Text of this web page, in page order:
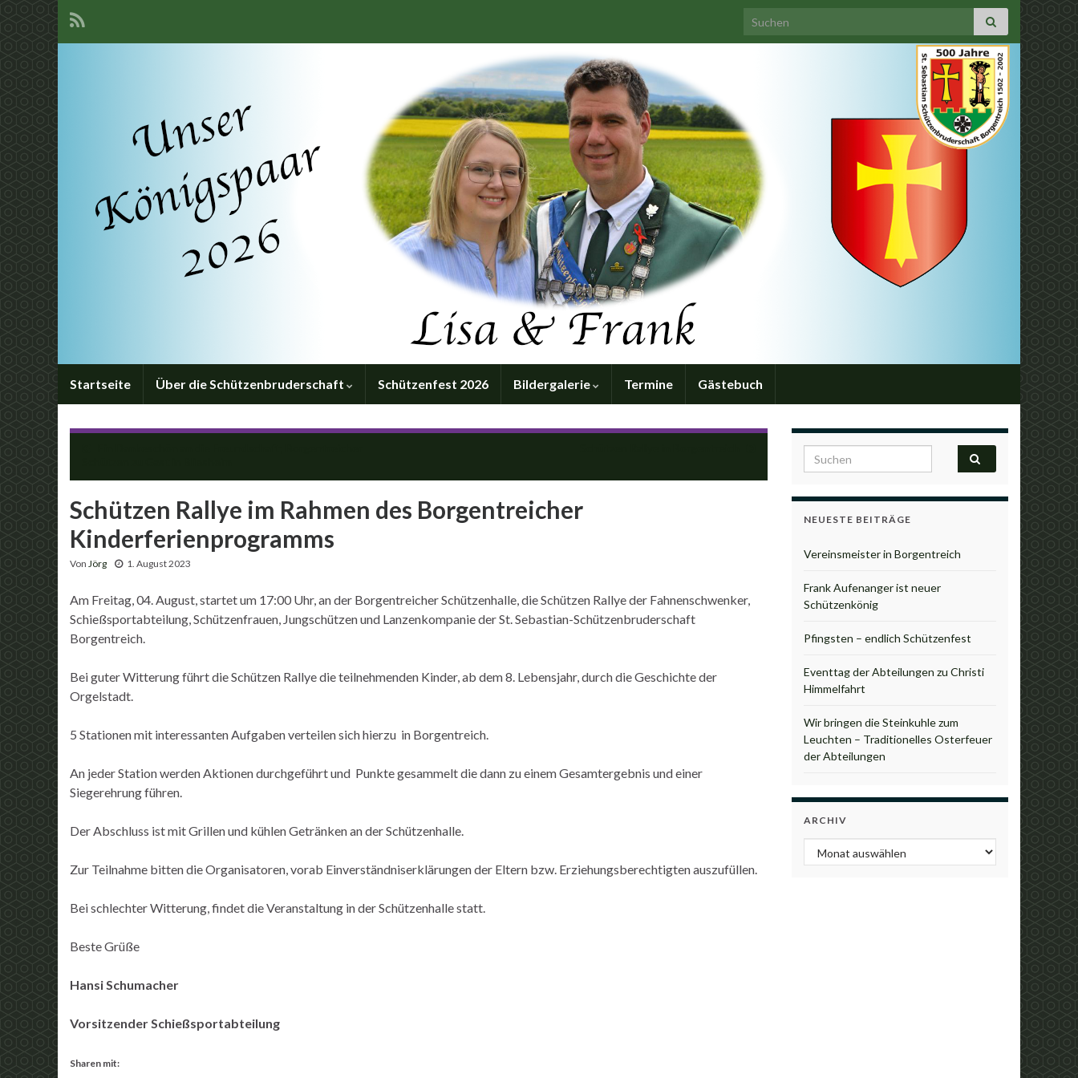
Search for:
Startseite Über die Schützenbruderschaft Schützenfest 2026 Bildergalerie Termine Gästebuch
Schützen Rallye im Rahmen des Borgentreicher
Kinderferienprogramms
Von Jörg 1. August 2023
Am Freitag, 04. August, startet um 17:00 Uhr, an der Borgentreicher Schützenhalle, die Schützen Rallye der Fahnenschwenker,
Schießsportabteilung, Schützenfrauen, Jungschützen und Lanzenkompanie der St. Sebastian-Schützenbruderschaft
Borgentreich.
Bei guter Witterung führt die Schützen Rallye die teilnehmenden Kinder, ab dem 8. Lebensjahr, durch die Geschichte der
Orgelstadt.
5 Stationen mit interessanten Aufgaben verteilen sich hierzu in Borgentreich.
An jeder Station werden Aktionen durchgeführt und Punkte gesammelt die dann zu einem Gesamtergebnis und einer
Siegerehrung führen.
Der Abschluss ist mit Grillen und kühlen Getränken an der Schützenhalle.
Zur Teilnahme bitten die Organisatoren, vorab Einverständniserklärungen der Eltern bzw. Erziehungsberechtigten auszufüllen.
Bei schlechter Witterung, findet die Veranstaltung in der Schützenhalle statt.
Beste Grüße
Hansi Schumacher
Vorsitzender Schießsportabteilung
Sharen mit:
Search for:
NEUESTE BEITRÄGE
Vereinsmeister in Borgentreich
Frank Aufenanger ist neuer
Schützenkönig
Pfingsten – endlich Schützenfest
Eventtag der Abteilungen zu Christi
Himmelfahrt
Wir bringen die Steinkuhle zum
Leuchten – Traditionelles Osterfeuer
der Abteilungen
ARCHIV
Archiv